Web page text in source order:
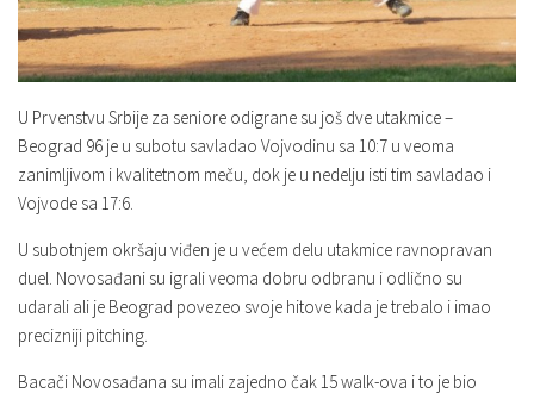
U Prvenstvu Srbije za seniore odigrane su još dve utakmice –
Beograd 96 je u subotu savladao Vojvodinu sa 10:7 u veoma
zanimljivom i kvalitetnom meču, dok je u nedelju isti tim savladao i
Vojvode sa 17:6.
U subotnjem okršaju viđen je u većem delu utakmice ravnopravan
duel. Novosađani su igrali veoma dobru odbranu i odlično su
udarali ali je Beograd povezeo svoje hitove kada je trebalo i imao
precizniji pitching.
Bacači Novosađana su imali zajedno čak 15 walk-ova i to je bio